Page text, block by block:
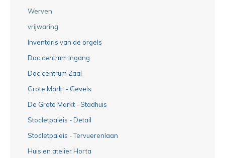
Werven
vrijwaring
Inventaris van de orgels
Doc.centrum Ingang
Doc.centrum Zaal
Grote Markt - Gevels
De Grote Markt - Stadhuis
Stocletpaleis - Detail
Stocletpaleis - Tervuerenlaan
Huis en atelier Horta